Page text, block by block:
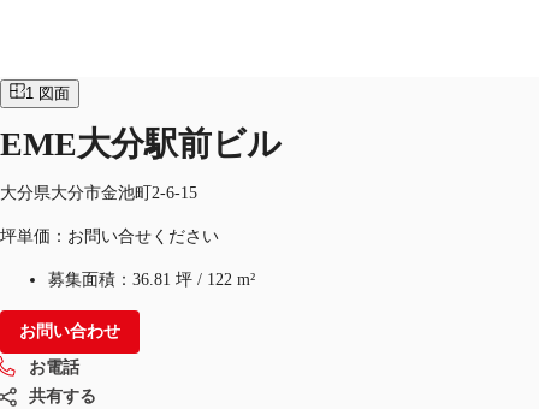
オフィス・事務所
地図検索
記事
仲介会社様はこちらへ
お電話 お問合せ
1 図面
EME大分駅前ビル
大分県大分市金池町2-6-15
坪単価：お問い合せください
募集面積： 36.81 坪 / 122 m²
お問い合わせ
お電話
共有する